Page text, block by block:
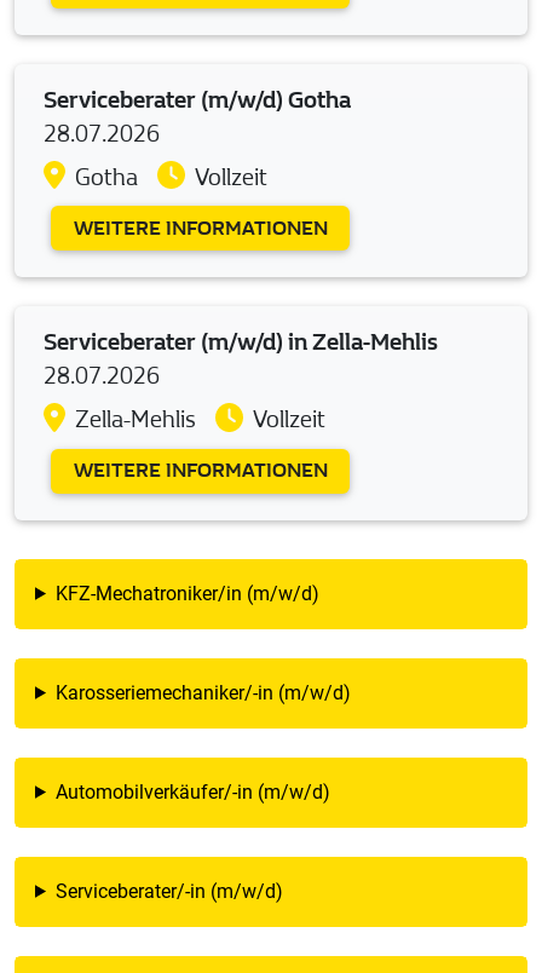
Serviceberater (m/w/d) Gotha
28.07.2026
Gotha
Vollzeit
WEITERE INFORMATIONEN
Serviceberater (m/w/d) in Zella-Mehlis
28.07.2026
Zella-Mehlis
Vollzeit
WEITERE INFORMATIONEN
KFZ-Mechatroniker/in (m/w/d)
Karosseriemechaniker/-in (m/w/d)
Automobilverkäufer/-in (m/w/d)
Serviceberater/-in (m/w/d)